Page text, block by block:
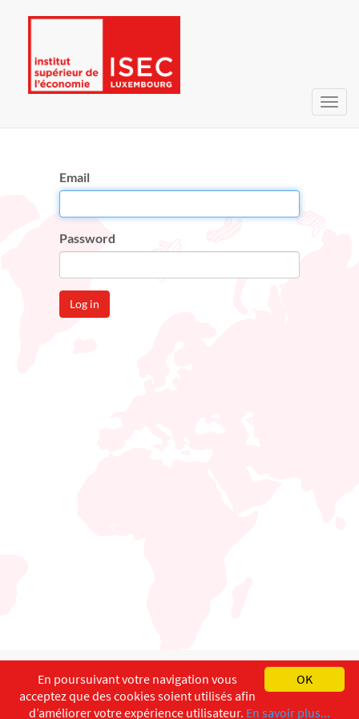
Email
Password
Log in
English Français
Copyright ©ISEC-AdW Impressum
OK
En poursuivant votre navigation vous
acceptez que des cookies soient utilisés afin
d’améliorer votre expérience utilisateur. En savoir plus...